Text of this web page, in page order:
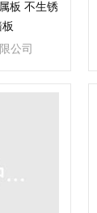
板 不生锈
公司